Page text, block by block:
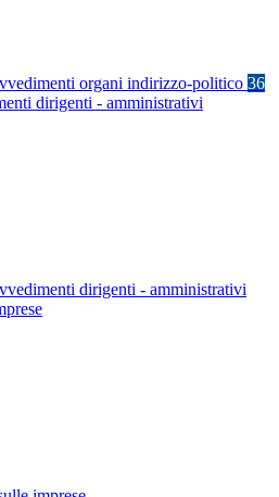
organi indirizzo-politico 36
dirigenti - amministrativi
dirigenti - amministrativi